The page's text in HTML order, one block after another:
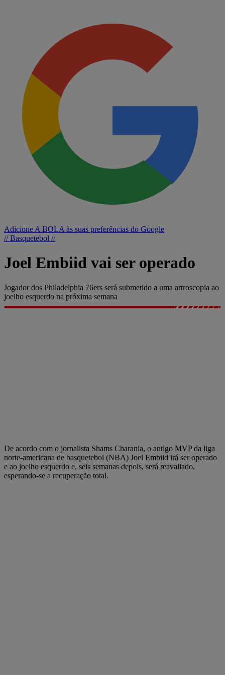
Adicione A BOLA às suas preferências do Google
// Basquetebol //
Joel Embiid vai ser operado
Jogador dos Philadelphia 76ers será submetido a uma artroscopia ao
joelho esquerdo na próxima semana
De acordo com o jornalista Shams Charania, o antigo MVP da liga
norte-americana de basquetebol (NBA) Joel Embiid irá ser operado
e ao joelho esquerdo e, seis semanas depois, será reavaliado,
esperando-se a recuperação total.